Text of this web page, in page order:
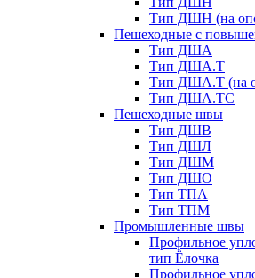
Тип ДШН (на
Пешеходные с
Тип ДША
Тип ДША.Т
Тип ДША.Т (на
Тип ДША.ТС
Пешеходные швы
Тип ДШВ
Тип ДШЛ
Тип ДШМ
Тип ДШО
Тип ТПА
Тип ТПМ
Промышленные швы
Профильное
тип Ёлочка
Профильное